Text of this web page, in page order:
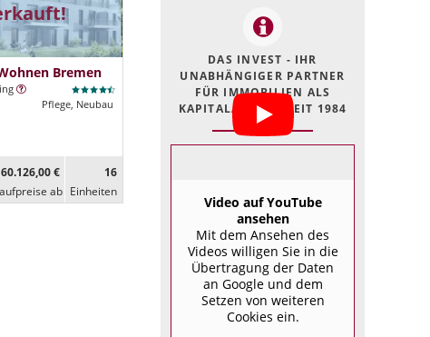
Bremen
Pflege, Neubau
€
ab
16
Ein­heiten
DAS INVEST - IHR
UNABHÄNGIGER PARTNER
FÜR IMMOBILIEN ALS
KAPITALANLAGE SEIT 1984
Video auf YouTube
ansehen
Mit dem Ansehen des
Videos willigen Sie in die
Übertragung der Daten
an Google und dem
Setzen von weiteren
Cookies ein.